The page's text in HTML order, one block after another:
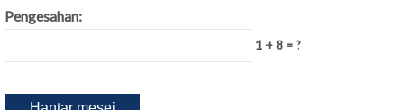
Pengesahan:
1 + 8 = ?